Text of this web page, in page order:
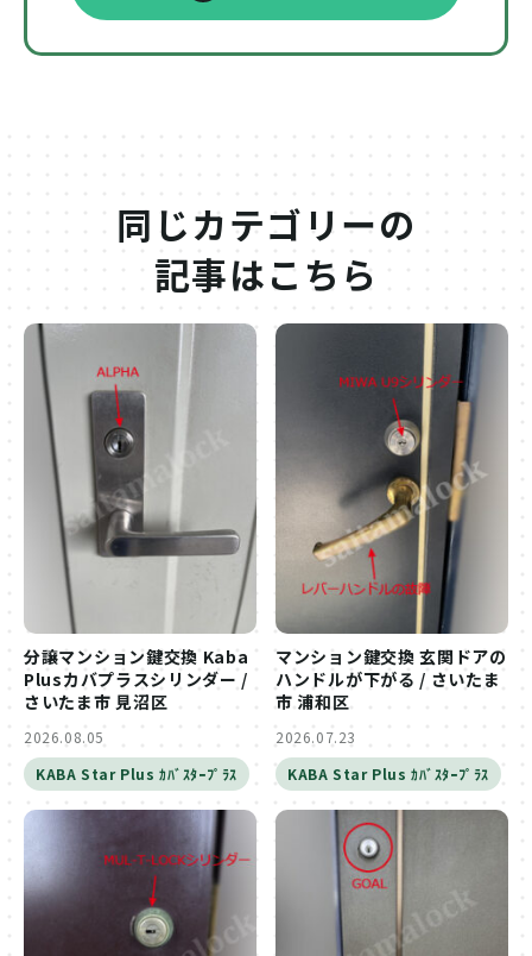
同じカテゴリーの
記事はこちら
分譲マンション鍵交換 Kaba
Plusカバプラスシリンダー /
さいたま市 見沼区
2026.08.05
KABA Star Plus ｶﾊﾞｽﾀｰﾌﾟﾗｽ
マンション鍵交換 玄関ドアの
ハンドルが下がる / さいたま
市 浦和区
2026.07.23
KABA Star Plus ｶﾊﾞｽﾀｰﾌﾟﾗｽ